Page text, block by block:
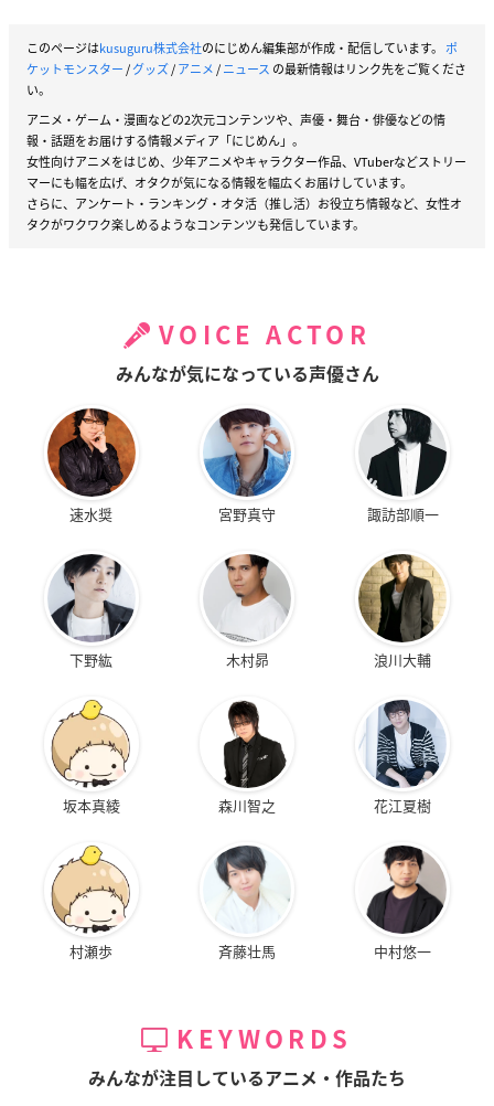
このページはkusuguru株式会社のにじめん編集部が作成・配信しています。 ポ
ケットモンスター/グッズ/アニメ/ニュース の最新情報はリンク先をご覧くださ
い。
アニメ・ゲーム・漫画などの2次元コンテンツや、声優・舞台・俳優などの情
報・話題をお届けする情報メディア「にじめん」。
女性向けアニメをはじめ、少年アニメやキャラクター作品、VTuberなどストリー
マーにも幅を広げ、オタクが気になる情報を幅広くお届けしています。
さらに、アンケート・ランキング・オタ活（推し活）お役立ち情報など、女性オ
タクがワクワク楽しめるようなコンテンツも発信しています。
VOICE ACTOR
みんなが気になっている声優さん
速水奨 宮野真守 諏訪部順一
下野紘 木村昴 浪川大輔
坂本真綾 森川智之 花江夏樹
村瀬歩 斉藤壮馬 中村悠一
KEYWORDS
みんなが注目しているアニメ・作品たち